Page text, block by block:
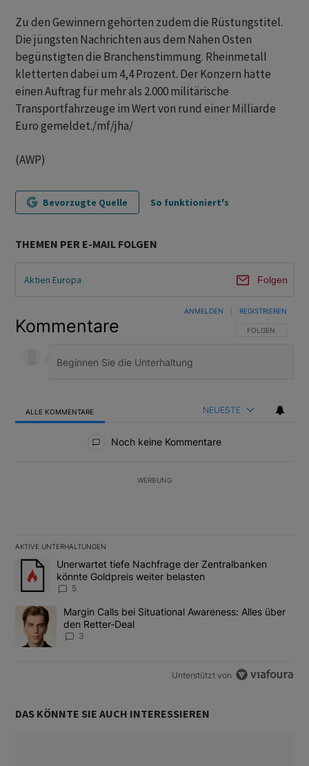
Zu den Gewinnern gehörten zudem die Rüstungstitel.
Die jüngsten Nachrichten aus dem Nahen Osten
begünstigten die Branchenstimmung. Rheinmetall
kletterten dabei um 4,4 Prozent. Der Konzern hatte
einen Auftrag für mehr als 2.000 militärische
Transportfahrzeuge im Wert von rund einer Milliarde
Euro gemeldet./mf/jha/
(AWP)
Bevorzugte Quelle So funktioniert's
THEMEN PER E-MAIL FOLGEN
Aktien Europa Folgen
Kommentare FOLGE DIESER
FOLGEN
ANMELDEN REGISTRIEREN
ALLE KOMMENTARE NEUESTE
Noch keine Kommentare
WERBUNG
AKTIVE UNTERHALTUNGEN
Das Folgende ist eine Liste der am meisten kommentierten
Ein Trendartikel mit dem Titel "Unerwartet tiefe Nachfrage der
Unerwartet tiefe Nachfrage der Zentralbanken
könnte Goldpreis weiter belasten
5
Ein Trendartikel mit dem Titel "Margin Calls bei Situational
Margin Calls bei Situational Awareness: Alles über
den Retter-Deal
3
Unterstützt von
DAS KÖNNTE SIE AUCH INTERESSIEREN